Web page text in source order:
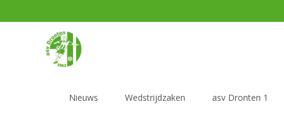
Nieuws Wedstrijdzaken asv Dronten 1